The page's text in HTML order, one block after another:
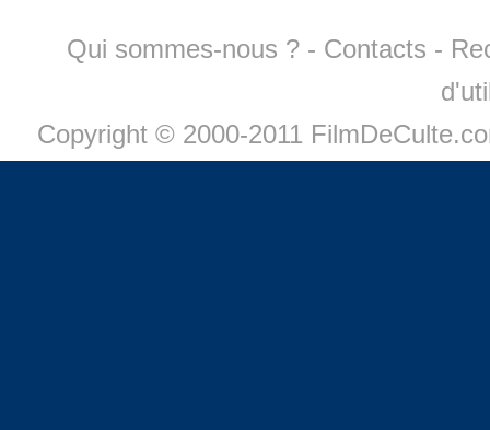
Qui sommes-nous ? - Contacts -
Copyright © 2000-2011